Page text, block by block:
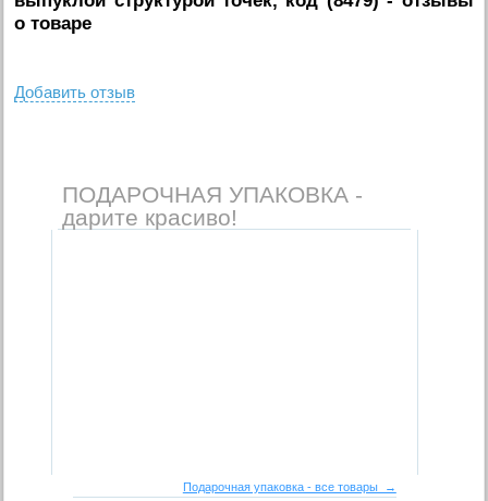
о товаре
Добавить отзыв
ПОДАРОЧНАЯ УПАКОВКА -
дарите красиво!
Подарочная упаковка - все товары →